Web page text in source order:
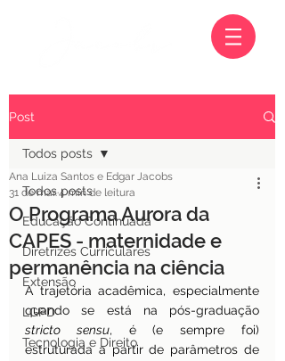
Post
Todos posts
Educação Continuada
Diretrizes Curriculares
Extensão
LGPD
Tecnologia e Direito
Todos posts
O Programa Aurora da
CAPES - maternidade e
permanência na ciência
Ana Luiza Santos e Edgar Jacobs
31 de mar.4 min de leitura
A trajetória acadêmica, especialmente
stricto sensu, é (e sempre foi)
estruturada a partir de parâmetros de